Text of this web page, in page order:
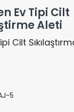
Ev Tipi Cilt
Aleti
Cilt
5